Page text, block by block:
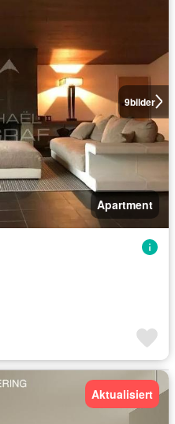
9bilder
Apartment
Aktualisiert